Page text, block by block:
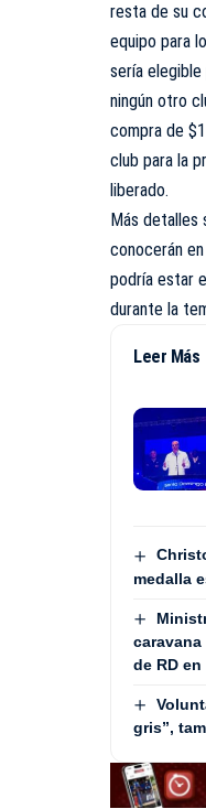
resta de su
equipo para
sería
ningún otro
compra de
club para la
liberado.
Más
conocerán
podría estar
durante la
Leer Más
medalla
caravana
de RD
gris”,